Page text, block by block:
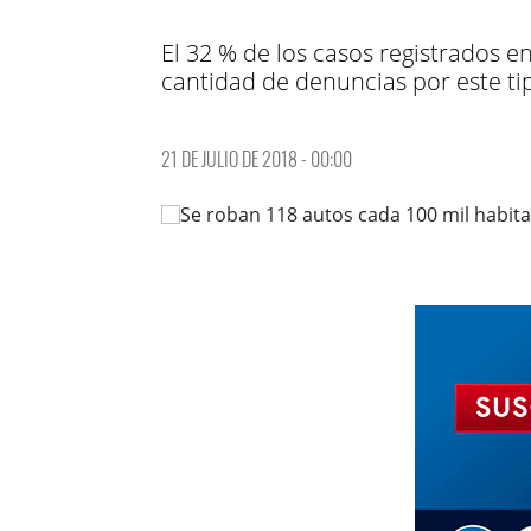
El 32 % de los casos registrados
cantidad de denuncias por este
21 DE JULIO DE 2018 - 00:00